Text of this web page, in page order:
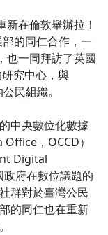
新在倫敦舉辦拉！
的同仁合作，一
也一同拜訪了英國
究中心，與
民組織。
中央數位化數據
，OCCD）
Digital
府在數位議題的
群對於臺灣公民
的同仁也在重新